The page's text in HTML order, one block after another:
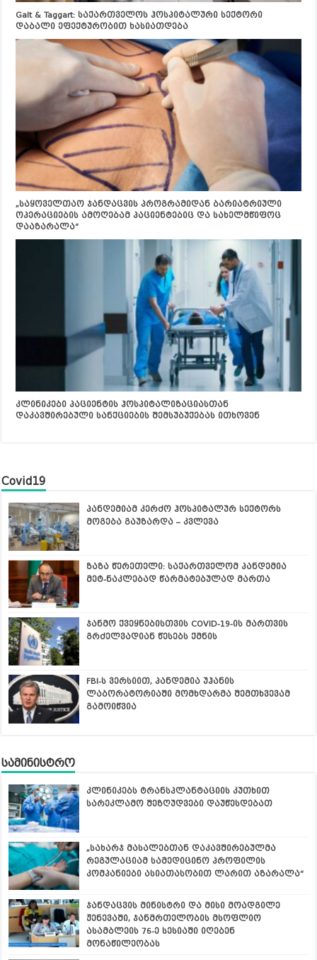
Galt & Taggart: საქართველოს ჰოსპიტალური სექტორი
დაბალი ეფექტურობით ხასიათდება
„საყოველთაო ჯანდაცვის პროგრამიდან ბარიატრიული
ოპერაციების ამოღებამ პაციენტებიც და სახელმწიფოც
დააზარალა“
კლინიკები პაციენტის ჰოსპიტალიზაციასთან
დაკავშირებული სანქციების შემსუბუქებას ითხოვენ
Covid19
პანდემიამ კერძო ჰოსპიტალურ სექტორს
მოგება გაუზარდა – კვლევა
ზაზა წერეთელი: საქართველომ პანდემია
მეტ-ნაკლებად წარმატებულად მართა
ჯანმო ქვეყნებისთვის COVID-19-ის მართვის
გრძელვადიან წესებს ქმნის
FBI-ს ვერსიით, პანდემია უჰანის
ლაბორატორიაში მომხდარმა შემთხვევამ
გამოიწვია
სამინისტრო
კლინიკებს ტრანსპლანტაციის კუთხით
სარეკლამო შეზღუდვები დაუწესდებათ
„სახარჯ მასალებთან დაკავშირებულმა
რეგულაციამ სამედიცინო პროფილის
კომპანიები ასიათასობით ლარით აზარალა“
ჯანდაცვის მინისტრი და მისი მოადგილე
ჟენევაში, ჯანმრთელობის მსოფლიო
ასამბლეის 76-ე სესიაში იღებენ
მონაწილეობას